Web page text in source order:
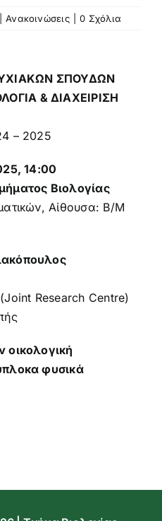
Ανακοινώσεις 0 Σχόλια
ΣΠΟΥΔΩΝ
& ΔΙΑΧΕΙΡΙΣΗ
– 2025
14:00
Βιολογίας
Αίθουσα: Β/Μ
Research Centre)
οικολογική
φυσικά